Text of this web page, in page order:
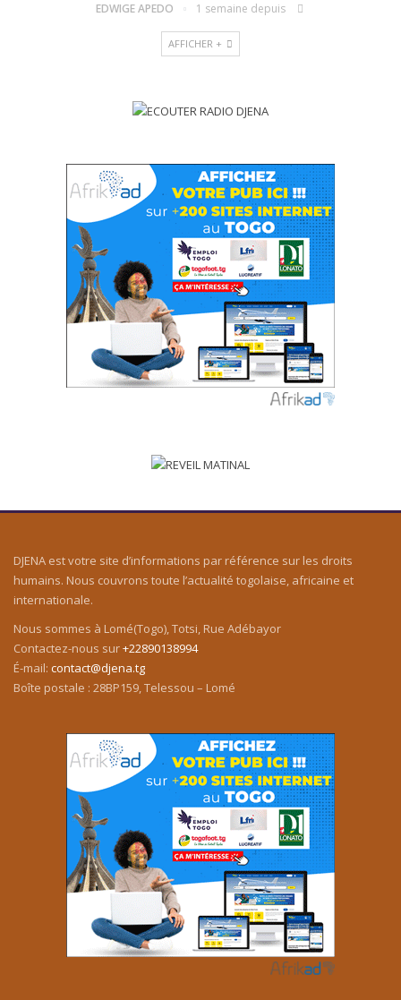
EDWIGE APEDO 1 semaine depuis
AFFICHER +
DJENA est votre site d’informations par référence sur les droits
humains. Nous couvrons toute l’actualité togolaise, africaine et
internationale.
Nous sommes à Lomé(Togo), Totsi, Rue Adébayor
Contactez-nous sur+22890138994
É-mail: contact@djena.tg
Boîte postale : 28BP159, Telessou – Lomé